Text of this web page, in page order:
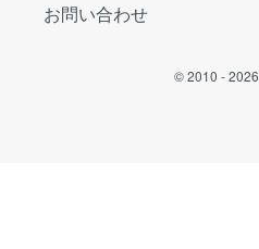
お問い合わせ
© 2010 -2026